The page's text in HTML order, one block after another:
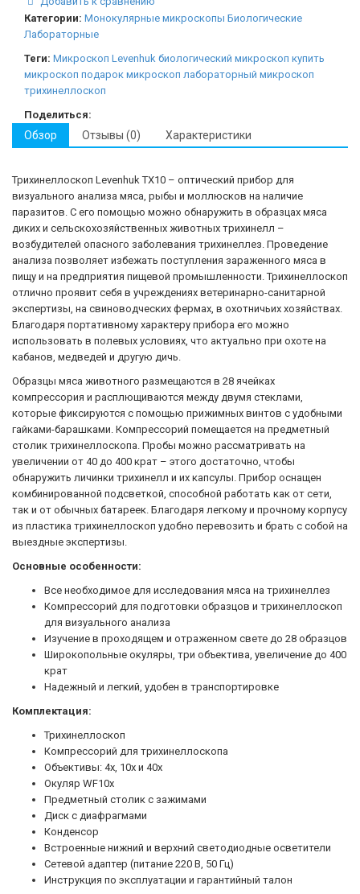
Категории: Монокулярные микроскопы Биологические
Лабораторные
Теги: Микроскоп Levenhuk биологический микроскоп купить
микроскоп подарок микроскоп лабораторный микроскоп
трихинеллоскоп
Поделиться:
Обзор Отзывы (0) Характеристики
Трихинеллоскоп Levenhuk TX10 – оптический прибор для
визуального анализа мяса, рыбы и моллюсков на наличие
паразитов. С его помощью можно обнаружить в образцах мяса
диких и сельскохозяйственных животных трихинелл –
возбудителей опасного заболевания трихинеллез. Проведение
анализа позволяет избежать поступления зараженного мяса в
пищу и на предприятия пищевой промышленности. Трихинеллоскоп
отлично проявит себя в учреждениях ветеринарно-санитарной
экспертизы, на свиноводческих фермах, в охотничьих хозяйствах.
Благодаря портативному характеру прибора его можно
использовать в полевых условиях, что актуально при охоте на
кабанов, медведей и другую дичь.
Образцы мяса животного размещаются в 28 ячейках
компрессория и расплющиваются между двумя стеклами,
которые фиксируются с помощью прижимных винтов с удобными
гайками-барашками. Компрессорий помещается на предметный
столик трихинеллоскопа. Пробы можно рассматривать на
увеличении от 40 до 400 крат – этого достаточно, чтобы
обнаружить личинки трихинелл и их капсулы. Прибор оснащен
комбинированной подсветкой, способной работать как от сети,
так и от обычных батареек. Благодаря легкому и прочному корпусу
из пластика трихинеллоскоп удобно перевозить и брать с собой на
выездные экспертизы.
Основные особенности:
Все необходимое для исследования мяса на трихинеллез
Компрессорий для подготовки образцов и трихинеллоскоп
для визуального анализа
Изучение в проходящем и отраженном свете до 28 образцов
Широкопольные окуляры, три объектива, увеличение до 400
крат
Надежный и легкий, удобен в транспортировке
Комплектация:
Трихинеллоскоп
Компрессорий для трихинеллоскопа
Объективы: 4х, 10х и 40х
Окуляр WF10х
Предметный столик с зажимами
Диск с диафрагмами
Конденсор
Встроенные нижний и верхний светодиодные осветители
Сетевой адаптер (питание 220 В, 50 Гц)
Инструкция по эксплуатации и гарантийный талон